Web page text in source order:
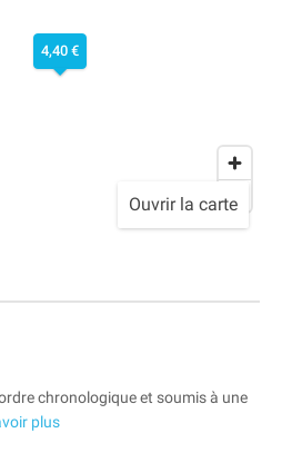
4,40 €
Ouvrir la carte
chronologique et soumis à une
plus